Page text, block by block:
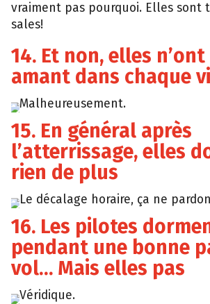
vraiment pas pourquoi. Elles sont
sales!
14. Et non, elles
amant dans chaque
Giphy
Malheureusement.
15. En général après
l’atterrissage, elles
rien de plus
Giphy
Le décalage horaire, ça ne
16. Les pilotes
pendant une bonne
vol… Mais elles pas
Véridique.